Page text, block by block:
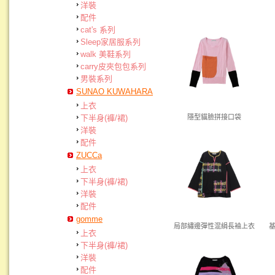
洋裝
配件
cat's 系列
Sleep家居服系列
walk 美鞋系列
carry皮夾包包系列
男裝系列
SUNAO KUWAHARA
上衣
下半身(褲/裙)
洋裝
配件
ZUCCa
上衣
下半身(褲/裙)
洋裝
配件
gomme
上衣
下半身(褲/裙)
洋裝
配件
隱型貓臉拼接口袋
局部繡邊彈性混絹長袖上衣